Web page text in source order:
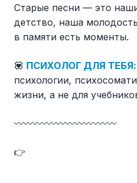
Старые песни — это
детство, наша
в памяти есть моменты.
💟 ПСИХОЛОГ ДЛЯ ТЕБЯ:
психологии,
жизни, а не для
〰〰〰〰〰〰〰〰〰〰〰
👉